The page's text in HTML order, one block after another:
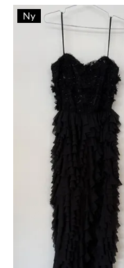
Ny